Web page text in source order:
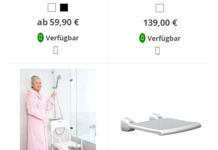
ab 59,90 €
Verfügbar
139,00 €
Verfügbar